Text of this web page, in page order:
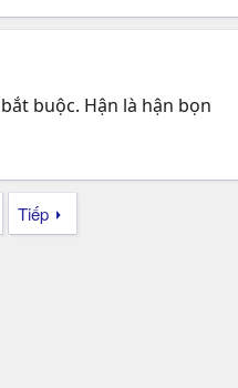
buộc. Hận là hận bọn
Tiếp